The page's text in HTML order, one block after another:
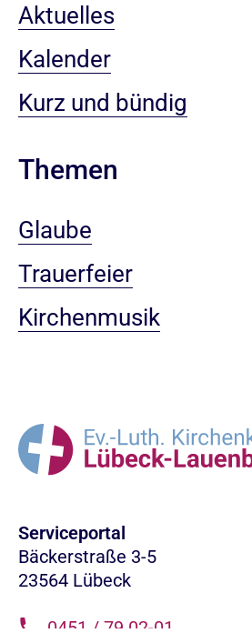
Aktuelles
Kalender
Kurz und bündig
Themen
Glaube
Trauerfeier
Kirchenmusik
Serviceportal
Bäckerstraße 3-5
23564 Lübeck
0451 / 79 02-01